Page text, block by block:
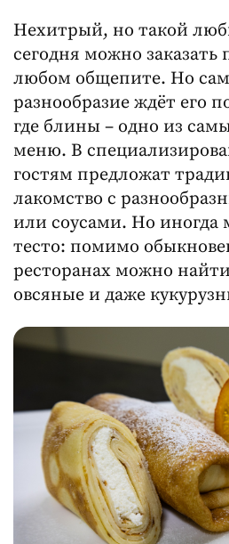
Нехитрый, но такой
сегодня можно заказать
любом общепите. Но
разнообразие ждёт его
где блины – одно из
меню. В
гостям предложат
лакомство с
или соусами. Но иногда
тесто: помимо
ресторанах можно
овсяные и даже